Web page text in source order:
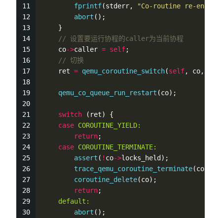
fprintf(stderr,
"Co-routine re-
abort ();
    }
// 设置要运行协程的caller为当前协程
    co
->caller = self;
// 切换
    ret
= qemu_coroutine_switch(self, co,
qemu_co_queue_run_restart (co);
switch (ret) {
case COROUTINE_YIELD:
return;
case COROUTINE_TERMINATE:
assert ( ! co->locks_held);
trace_qemu_coroutine_terminate(co);
coroutine_delete(co);
return;
default:
abort ();